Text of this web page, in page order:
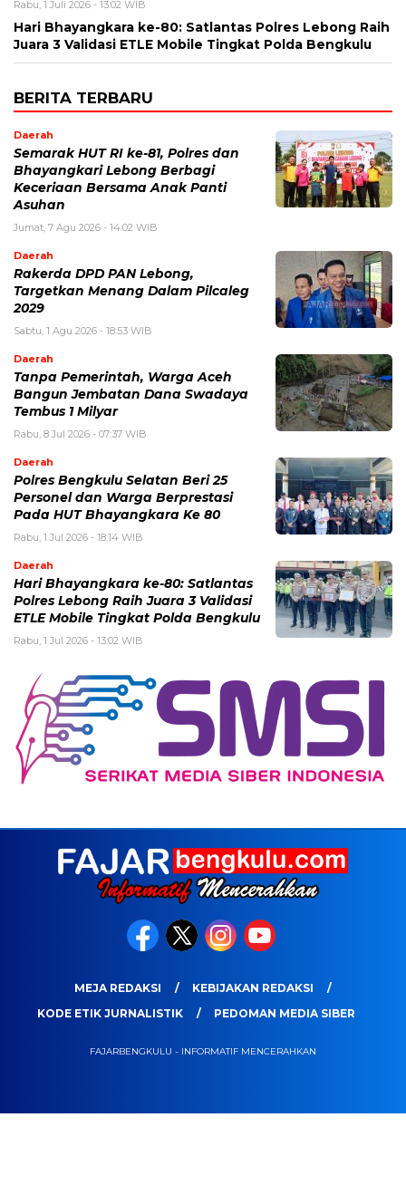
Rabu, 1 Juli 2026 - 13:02 WIB
Hari Bhayangkara ke-80: Satlantas Polres Lebong Raih
Juara 3 Validasi ETLE Mobile Tingkat Polda Bengkulu
BERITA TERBARU
Daerah
Semarak HUT RI ke-81, Polres dan
Bhayangkari Lebong Berbagi
Keceriaan Bersama Anak Panti
Asuhan
Jumat, 7 Agu 2026 - 14:02 WIB
Daerah
Rakerda DPD PAN Lebong,
Targetkan Menang Dalam Pilcaleg
2029
Sabtu, 1 Agu 2026 - 18:53 WIB
Daerah
Tanpa Pemerintah, Warga Aceh
Bangun Jembatan Dana Swadaya
Tembus 1 Milyar
Rabu, 8 Jul 2026 - 07:37 WIB
Daerah
Polres Bengkulu Selatan Beri 25
Personel dan Warga Berprestasi
Pada HUT Bhayangkara Ke 80
Rabu, 1 Jul 2026 - 18:14 WIB
Daerah
Hari Bhayangkara ke-80: Satlantas
Polres Lebong Raih Juara 3 Validasi
ETLE Mobile Tingkat Polda Bengkulu
Rabu, 1 Jul 2026 - 13:02 WIB
MEJA REDAKSI
KEBIJAKAN REDAKSI
KODE ETIK JURNALISTIK
PEDOMAN MEDIA SIBER
FAJARBENGKULU - INFORMATIF MENCERAHKAN